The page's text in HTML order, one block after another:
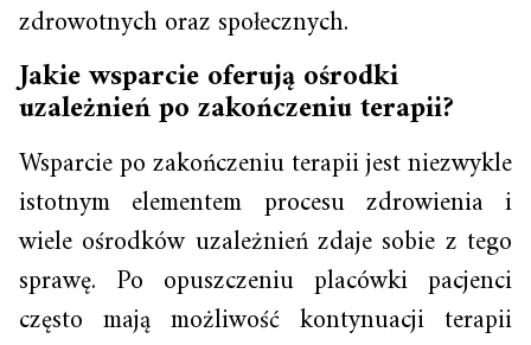
zdrowotnych oraz społecznych.
Jakie wsparcie oferują ośrodki
uzależnień po zakończeniu terapii?
Wsparcie po zakończeniu terapii jest niezwykle
istotnym elementem procesu zdrowienia i
wiele ośrodków uzależnień zdaje sobie z tego
sprawę. Po opuszczeniu placówki pacjenci
często mają możliwość kontynuacji terapii